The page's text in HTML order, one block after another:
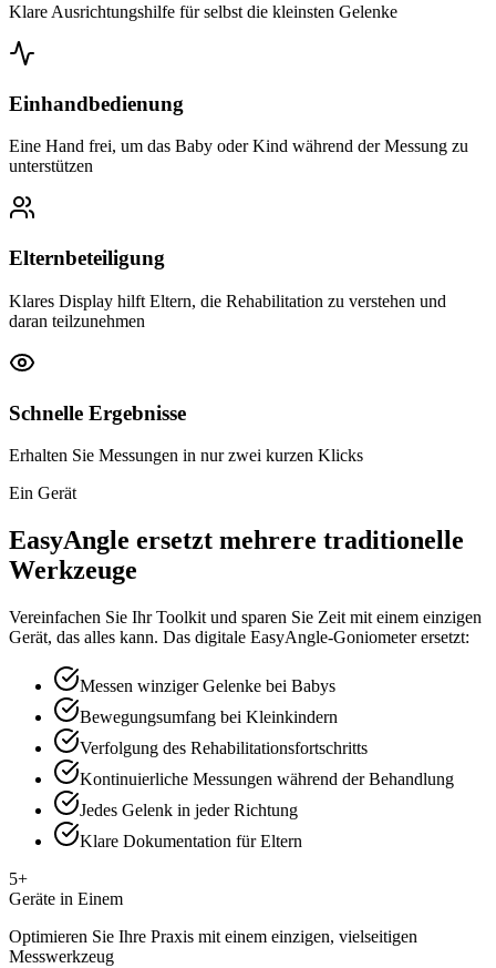
Klare Ausrichtungshilfe für selbst die kleinsten Gelenke
Einhandbedienung
Eine Hand frei, um das Baby oder Kind während der Messung zu
unterstützen
Elternbeteiligung
Klares Display hilft Eltern, die Rehabilitation zu verstehen und
daran teilzunehmen
Schnelle Ergebnisse
Erhalten Sie Messungen in nur zwei kurzen Klicks
Ein Gerät
EasyAngle ersetzt mehrere traditionelle
Werkzeuge
Vereinfachen Sie Ihr Toolkit und sparen Sie Zeit mit einem einzigen
Gerät, das alles kann. Das digitale EasyAngle-Goniometer ersetzt:
Messen winziger Gelenke bei Babys
Bewegungsumfang bei Kleinkindern
Verfolgung des Rehabilitationsfortschritts
Kontinuierliche Messungen während der Behandlung
Jedes Gelenk in jeder Richtung
Klare Dokumentation für Eltern
5+
Geräte in Einem
Optimieren Sie Ihre Praxis mit einem einzigen, vielseitigen
Messwerkzeug